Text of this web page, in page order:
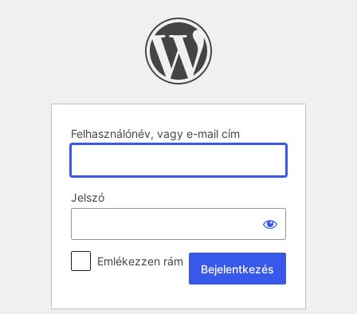
Felhasználónév, vagy e-mail cím
Jelszó
Emlékezzen rám